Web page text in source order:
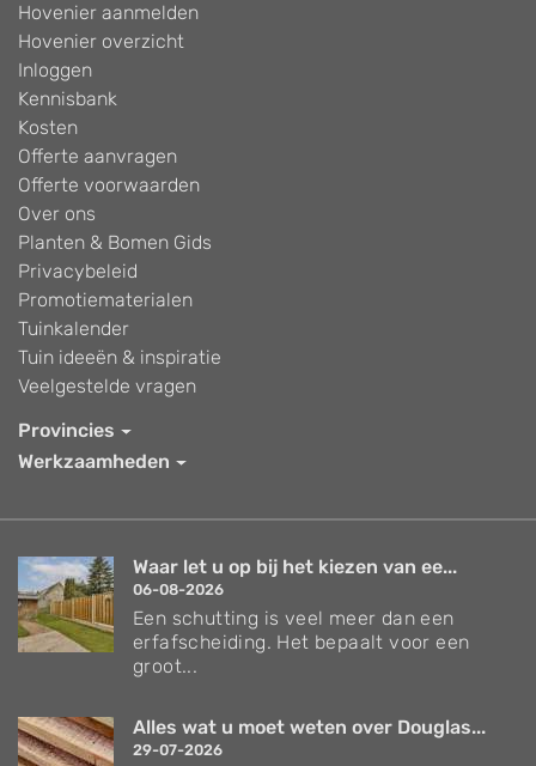
Hovenier aanmelden
Hovenier overzicht
Inloggen
Kennisbank
Kosten
Offerte aanvragen
Offerte voorwaarden
Over ons
Planten & Bomen Gids
Privacybeleid
Promotiematerialen
Tuinkalender
Tuin ideeën & inspiratie
Veelgestelde vragen
Provincies
Werkzaamheden
Waar let u op bij het kiezen van ee...
06-08-2026
Een schutting is veel meer dan een
erfafscheiding. Het bepaalt voor een
groot...
Alles wat u moet weten over Douglas...
29-07-2026